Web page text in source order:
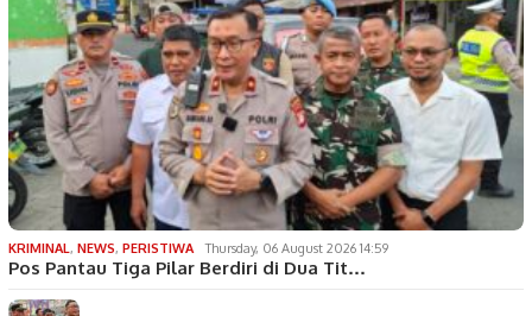
KRIMINAL, NEWS, PERISTIWA Thursday, 06 August 2026 14:59
Pos Pantau Tiga Pilar Berdiri di Dua Tit…